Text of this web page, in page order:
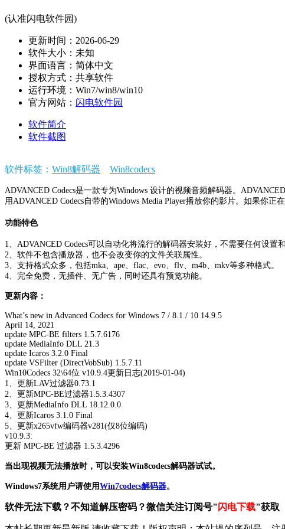
(认准闪电软件园)
更新时间：2026-06-29
软件大小：未知
界面语言：简体中文
授权方式：共享软件
运行环境：Win7/win8/win10
官方网站： 闪电软件园
软件简介
软件截图
软件标签： Win8解码器 Win8codecs
ADVANCED Codecs是一款专为Windows 设计的视频音频解码器。
用ADVANCED Codecs自带的Windows Media Player播放你的影片。如果你
功能特色
1、ADVANCED Codecs可以自动化将流行的解码器安装好，不需要任何设置
2、软件不包含播放器，也不会改变你的文件关联属性。
3、支持格式众多，包括mka、ape、flac、evo、flv、m4b、mkv等多种格式。
4、完全免费，无插件、无广告，同时还具有预览功能。
更新内容：
What’s new in Advanced Codecs for Windows 7 / 8.1 / 10 14.9.5
April 14, 2021
update MPC-BE filters 1.5.7.6176
update MediaInfo DLL 21.3
update Icaros 3.2.0 Final
update VSFilter (DirectVobSub) 1.5.7.11
Win10Codecs 32\64位 v10.9.4更新日志(2019-01-04)
1、更新LAV过滤器0.73.1
2、更新MPC-BE过滤器1.5.3.4307
3、更新MediaInfo DLL 18.12.0.0
4、更新Icaros 3.1.0 Final
5、更新x265vfw编码器v281(仅8位编码)
v10.9.3:
更新 MPC-BE 过滤器 1.5.3.4296
当出现视频无法播放时，可以安装Win8codecs解码器试试。
Windows7系统用户请使用Win7codecs解码器。
软件无法下载？不知道解压密码？微信关注订阅号"闪电下载"获取